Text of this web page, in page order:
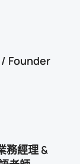
Founder
務經理 &